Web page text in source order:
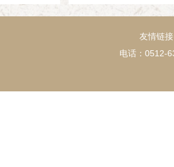
友情链
电话：0512-